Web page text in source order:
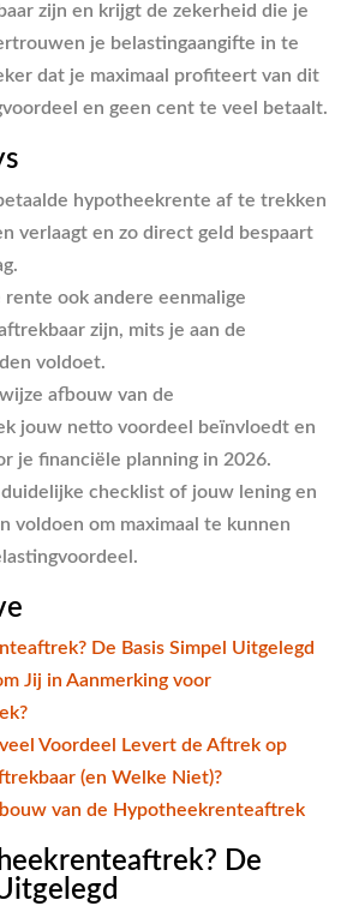
zijn en krijgt de zekerheid die je
je belastingaangifte in te
dat je maximaal profiteert van dit
en geen cent te veel betaalt.
hypotheekrente af te trekken
verlaagt en zo direct geld bespaart
ook andere eenmalige
zijn, mits je aan de
voldoet.
afbouw van de
jouw netto voordeel beïnvloedt en
je financiële planning in 2026.
checklist of jouw lening en
voldoen om maximaal te kunnen
De Basis Simpel Uitgelegd
Jij in Aanmerking voor
Voordeel Levert de Aftrek op
(en Welke Niet)?
van de Hypotheekrenteaftrek
De